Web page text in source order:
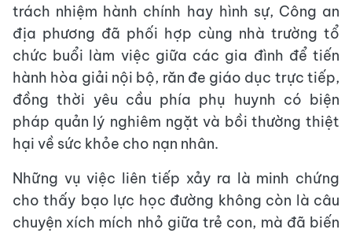
trách nhiệm hành chính hay hình sự, Công an
địa phương đã phối hợp cùng nhà trường tổ
chức buổi làm việc giữa các gia đình để tiến
hành hòa giải nội bộ, răn đe giáo dục trực tiếp,
đồng thời yêu cầu phía phụ huynh có biện
pháp quản lý nghiêm ngặt và bồi thường thiệt
hại về sức khỏe cho nạn nhân.
Những vụ việc liên tiếp xảy ra là minh chứng
cho thấy bạo lực học đường không còn là câu
chuyện xích mích nhỏ giữa trẻ con, mà đã biến